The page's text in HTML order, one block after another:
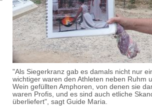
"Als Siegerkranz gab es damals nicht nur
wichtiger waren den Athleten neben Ruhm
Wein gefüllten Amphoren, von denen sie
waren Profis, und es sind auch etliche
überliefert", sagt Guide Maria.